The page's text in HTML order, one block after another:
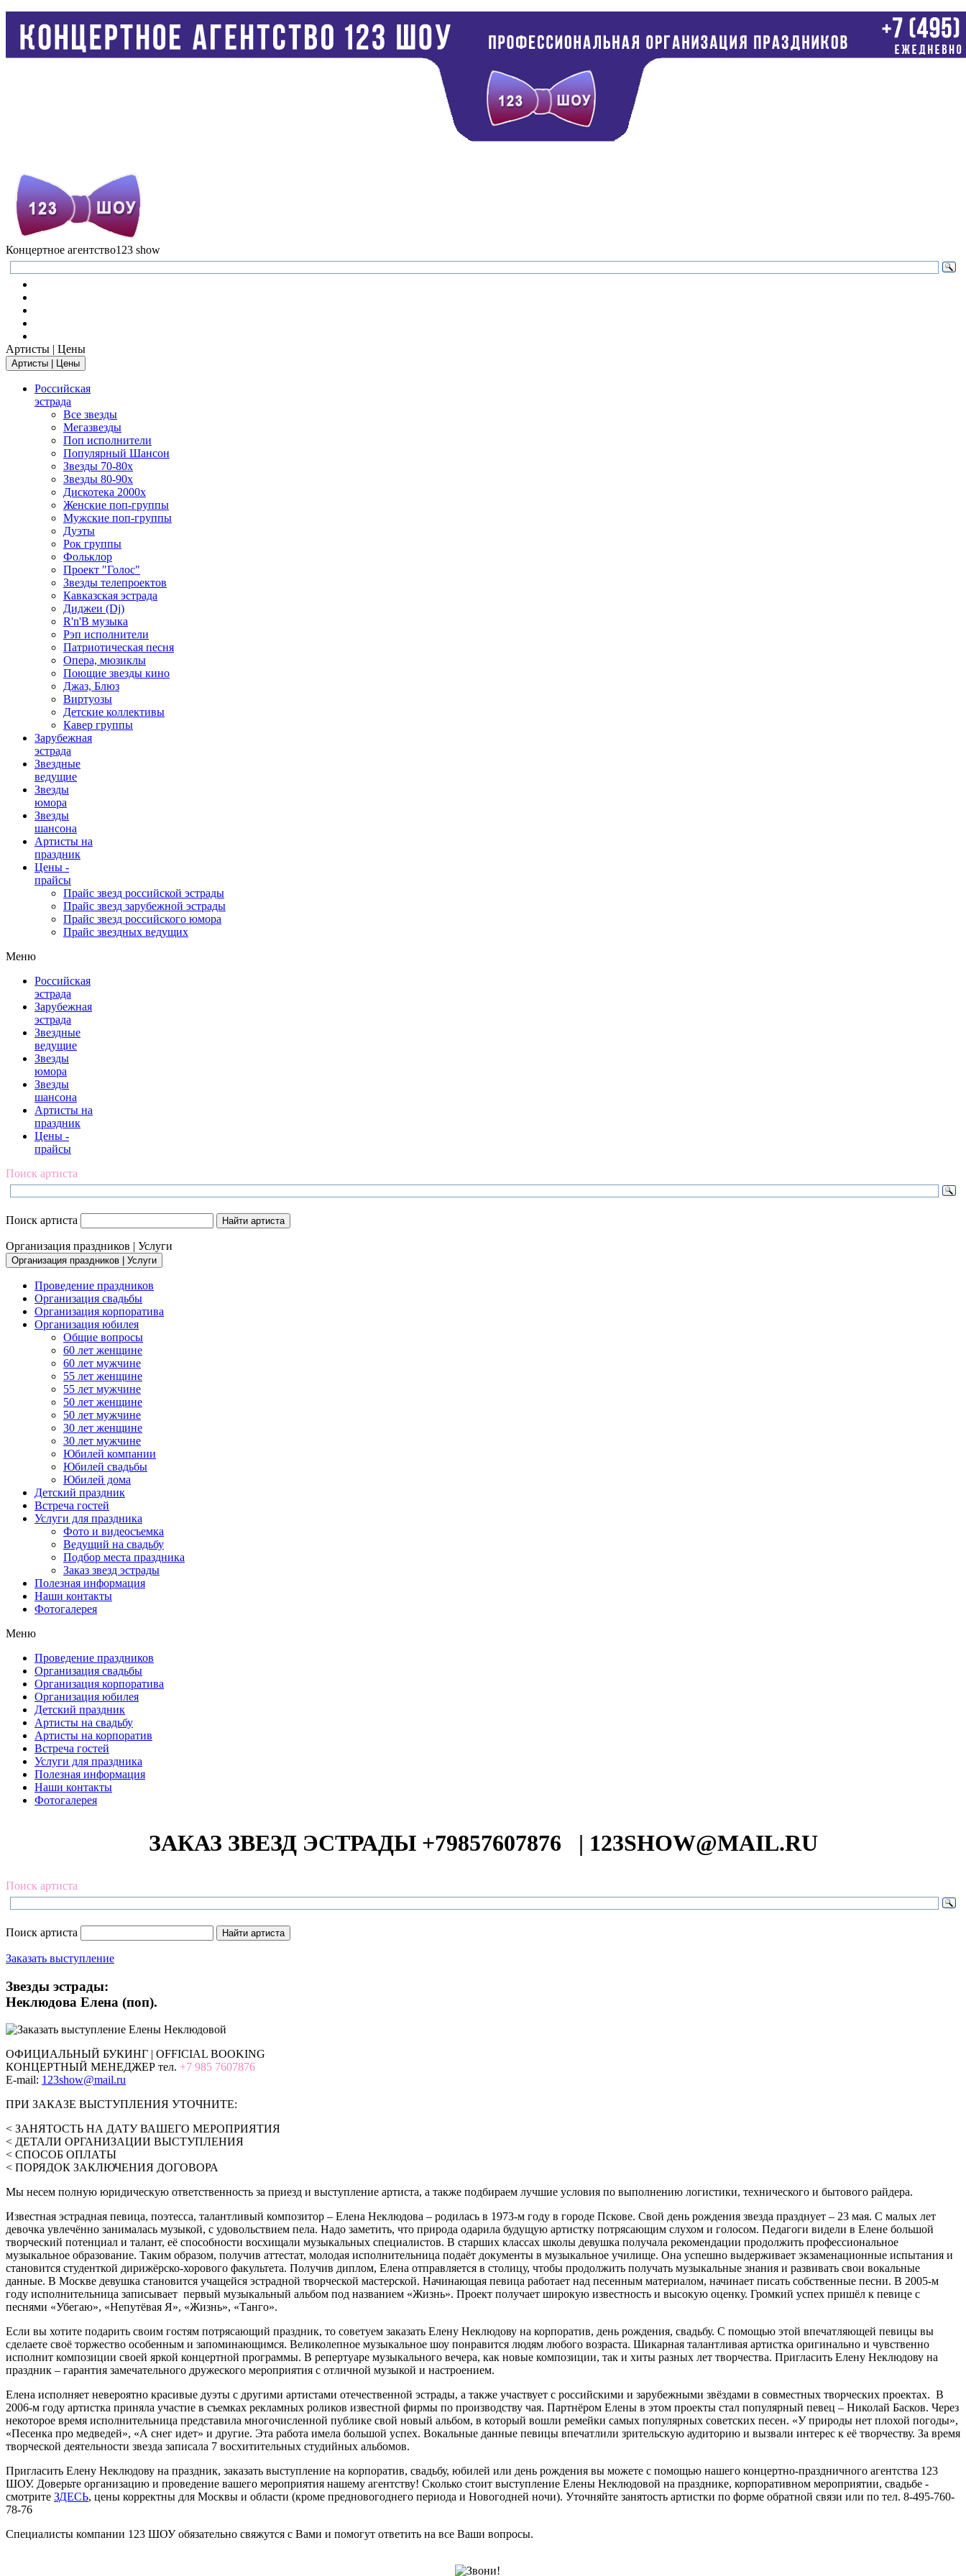
Концертное агентство123 show
Артисты | Цены
Артисты | Цены
Российская
эстрада
Все звезды
Мегазвезды
Поп исполнители
Популярный Шансон
Звезды 70-80х
Звезды 80-90х
Дискотека 2000х
Женские поп-группы
Мужские поп-группы
Дуэты
Рок группы
Фольклор
Проект "Голос"
Звезды телепроектов
Кавказская эстрада
Диджеи (Dj)
R'n'B музыка
Рэп исполнители
Патриотическая песня
Опера, мюзиклы
Поющие звезды кино
Джаз, Блюз
Виртуозы
Детские коллективы
Кавер группы
Зарубежная
эстрада
Звездные
ведущие
Звезды
юмора
Звезды
шансона
Артисты на
праздник
Цены -
прайсы
Прайс звезд российской эстрады
Прайс звезд зарубежной эстрады
Прайс звезд российского юмора
Прайс звездных ведущих
Меню
Российская
эстрада
Зарубежная
эстрада
Звездные
ведущие
Звезды
юмора
Звезды
шансона
Артисты на
праздник
Цены -
прайсы
Поиск артиста
Поиск артиста
Организация праздников | Услуги
Организация праздников | Услуги
Проведение праздников
Организация свадьбы
Организация корпоратива
Организация юбилея
Общие вопросы
60 лет женщине
60 лет мужчине
55 лет женщине
55 лет мужчине
50 лет женщине
50 лет мужчине
30 лет женщине
30 лет мужчине
Юбилей компании
Юбилей свадьбы
Юбилей дома
Детский праздник
Встреча гостей
Услуги для праздника
Фото и видеосъемка
Ведущий на свадьбу
Подбор места праздника
Заказ звезд эстрады
Полезная информация
Наши контакты
Фотогалерея
Меню
Проведение праздников
Организация свадьбы
Организация корпоратива
Организация юбилея
Детский праздник
Артисты на свадьбу
Артисты на корпоратив
Встреча гостей
Услуги для праздника
Полезная информация
Наши контакты
Фотогалерея
ЗАКАЗ ЗВЕЗД ЭСТРАДЫ +79857607876 | 123SHOW@MAIL.RU
Поиск артиста
Поиск артиста
Заказать выступление
Звезды эстрады:
Неклюдова Елена (поп).
ОФИЦИАЛЬНЫЙ БУКИНГ | OFFICIAL BOOKING
КОНЦЕРТНЫЙ МЕНЕДЖЕР тел. +7 985 7607876
E-mail: 123show@mail.ru
ПРИ ЗАКАЗЕ ВЫСТУПЛЕНИЯ УТОЧНИТЕ:
< ЗАНЯТОСТЬ НА ДАТУ ВАШЕГО МЕРОПРИЯТИЯ
< ДЕТАЛИ ОРГАНИЗАЦИИ ВЫСТУПЛЕНИЯ
< СПОСОБ ОПЛАТЫ
< ПОРЯДОК ЗАКЛЮЧЕНИЯ ДОГОВОРА
Мы несем полную юридическую ответственность за приезд и выступление артиста, а также подбираем лучшие условия по выполнению логистики, технического и бытового райдера.
Известная эстрадная певица, поэтесса, талантливый композитор – Елена Неклюдова – родилась в 1973-м году в городе Пскове. Свой день рождения звезда празднует – 23 мая. С малых лет
девочка увлечённо занималась музыкой, с удовольствием пела. Надо заметить, что природа одарила будущую артистку потрясающим слухом и голосом. Педагоги видели в Елене большой
творческий потенциал и талант, её способности восхищали музыкальных специалистов. В старших классах школы девушка получала рекомендации продолжить профессиональное
музыкальное образование. Таким образом, получив аттестат, молодая исполнительница подаёт документы в музыкальное училище. Она успешно выдерживает экзаменационные испытания и
становится студенткой дирижёрско-хорового факультета. Получив диплом, Елена отправляется в столицу, чтобы продолжить получать музыкальные знания и развивать свои вокальные
данные. В Москве девушка становится учащейся эстрадной творческой мастерской. Начинающая певица работает над песенным материалом, начинает писать собственные песни. В 2005-м
году исполнительница записывает первый музыкальный альбом под названием «Жизнь». Проект получает широкую известность и высокую оценку. Громкий успех пришёл к певице с
песнями «Убегаю», «Непутёвая Я», «Жизнь», «Танго».
Если вы хотите подарить своим гостям потрясающий праздник, то советуем заказать Елену Неклюдову на корпоратив, день рождения, свадьбу. С помощью этой впечатляющей певицы вы
сделаете своё торжество особенным и запоминающимся. Великолепное музыкальное шоу понравится людям любого возраста. Шикарная талантливая артистка оригинально и чувственно
исполнит композиции своей яркой концертной программы. В репертуаре музыкального вечера, как новые композиции, так и хиты разных лет творчества. Пригласить Елену Неклюдову на
праздник – гарантия замечательного дружеского мероприятия с отличной музыкой и настроением.
Елена исполняет невероятно красивые дуэты с другими артистами отечественной эстрады, а также участвует с российскими и зарубежными звёздами в совместных творческих проектах. В
2006-м году артистка приняла участие в съемках рекламных роликов известной фирмы по производству чая. Партнёром Елены в этом проекты стал популярный певец – Николай Басков. Через
некоторое время исполнительница представила многочисленной публике свой новый альбом, в который вошли ремейки самых популярных советских песен. «У природы нет плохой погоды»,
«Песенка про медведей», «А снег идет» и другие. Эта работа имела большой успех. Вокальные данные певицы впечатлили зрительскую аудиторию и вызвали интерес к её творчеству. За время
творческой деятельности звезда записала 7 восхитительных студийных альбомов.
Пригласить Елену Неклюдову на праздник, заказать выступление на корпоратив, свадьбу, юбилей или день рождения вы можете с помощью нашего концертно-праздничного агентства 123
ШОУ. Доверьте организацию и проведение вашего мероприятия нашему агентству! Сколько стоит выступление Елены Неклюдовой на празднике, корпоративном мероприятии, свадьбе -
смотрите ЗДЕСЬ, цены корректны для Москвы и области (кроме предновогоднего периода и Новогодней ночи). Уточняйте занятость артистки по форме обратной связи или по тел. 8-495-760-
78-76
Специалисты компании 123 ШОУ обязательно свяжутся с Вами и помогут ответить на все Ваши вопросы.